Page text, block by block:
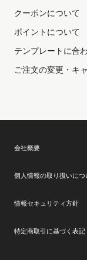
クーポンについて
ポイントについて
テンプレートに合
会社概要
個人情報の取り扱いにつ
情報セキュリティ方針
特定商取引に基づく表記